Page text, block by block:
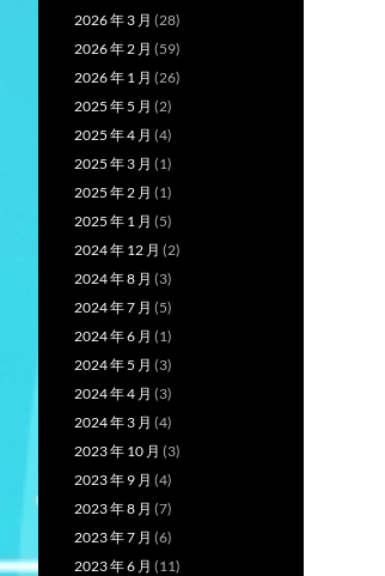
2026 年 3 月 (28)
2026 年 2 月 (59)
2026 年 1 月 (26)
2025 年 5 月 (2)
2025 年 4 月 (4)
2025 年 3 月 (1)
2025 年 2 月 (1)
2025 年 1 月 (5)
2024 年 12 月 (2)
2024 年 8 月 (3)
2024 年 7 月 (5)
2024 年 6 月 (1)
2024 年 5 月 (3)
2024 年 4 月 (3)
2024 年 3 月 (4)
2023 年 10 月 (3)
2023 年 9 月 (4)
2023 年 8 月 (7)
2023 年 7 月 (6)
2023 年 6 月 (11)